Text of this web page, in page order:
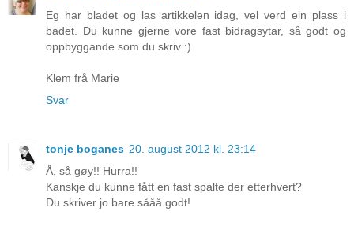
Eg har bladet og las artikkelen idag, vel verd ein plass i
badet. Du kunne gjerne vore fast bidragsytar, så godt og
oppbyggande som du skriv :)
Klem frå Marie
Svar
tonje boganes 20. august 2012 kl. 23:14
Å, så gøy!! Hurra!!
Kanskje du kunne fått en fast spalte der etterhvert?
Du skriver jo bare sååå godt!